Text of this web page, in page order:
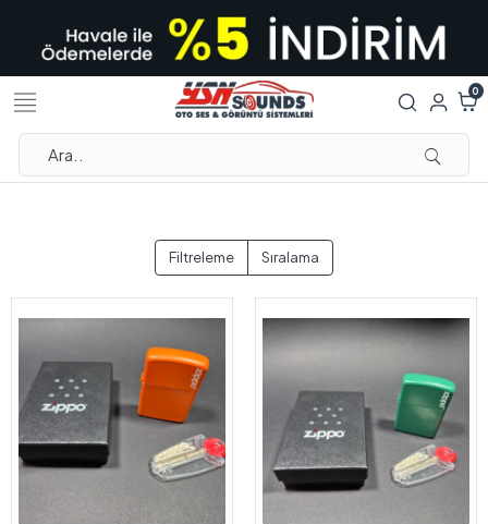
0
Filtreleme Sıralama